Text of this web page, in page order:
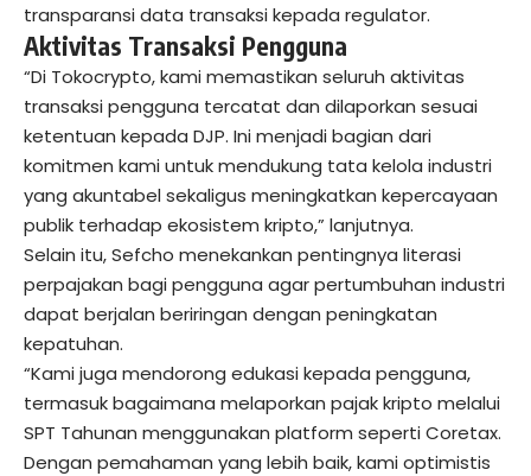
transparansi data transaksi kepada regulator.
Aktivitas Transaksi Pengguna
“Di Tokocrypto, kami memastikan seluruh aktivitas
transaksi pengguna tercatat dan dilaporkan sesuai
ketentuan kepada DJP. Ini menjadi bagian dari
komitmen kami untuk mendukung tata kelola industri
yang akuntabel sekaligus meningkatkan kepercayaan
publik terhadap ekosistem kripto,” lanjutnya.
Selain itu, Sefcho menekankan pentingnya literasi
perpajakan bagi pengguna agar pertumbuhan industri
dapat berjalan beriringan dengan peningkatan
kepatuhan.
“Kami juga mendorong edukasi kepada pengguna,
termasuk bagaimana melaporkan pajak kripto melalui
SPT Tahunan menggunakan platform seperti Coretax.
Dengan pemahaman yang lebih baik, kami optimistis